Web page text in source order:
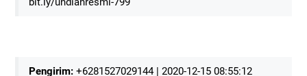
Pengirim: +6281527029144 | 2020-12-15 08:55:12